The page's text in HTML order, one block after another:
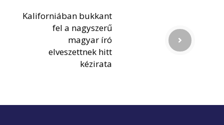
Kaliforniában bukkant
fel a nagyszerű
magyar író
elveszettnek hitt
kézirata